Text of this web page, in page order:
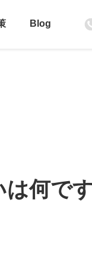
Blog
何で